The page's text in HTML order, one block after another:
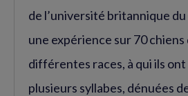
de l’université britannique du
une expérience sur 70
différentes races, à qui ils
plusieurs syllabes, dénuées